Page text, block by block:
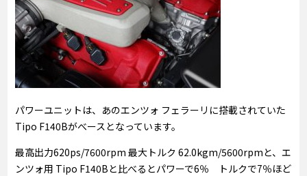
パワーユニットは、あのエンツォ フェラーリに搭載されていた
Tipo F140Bがべースとなっています。
最高出力620ps/7600rpm 最大トルク 62.0kgm/5600rpmと、エ
ンツォ用 Tipo F140Bと比べるとパワーで6％ トルクで7％ほど